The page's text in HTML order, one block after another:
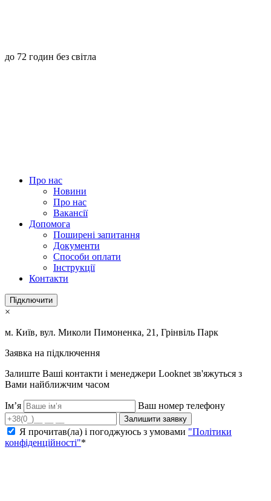
до 72 годин без світла
Про нас
Новини
Про нас
Вакансії
Допомога
Поширені запитання
Документи
Способи оплати
Інструкції
Контакти
Підключити
×
м. Київ, вул. Миколи Пимоненка, 21, Грінвіль Парк
Заявка на підключення
Залиште Ваші контакти і менеджери Looknet зв'яжуться з
Вами найближчим часом
Ім’я Ваш номер телефону
Залишити заявку
Я прочитав(ла) і погоджуюсь з умовами "Політики
конфіденційності"*